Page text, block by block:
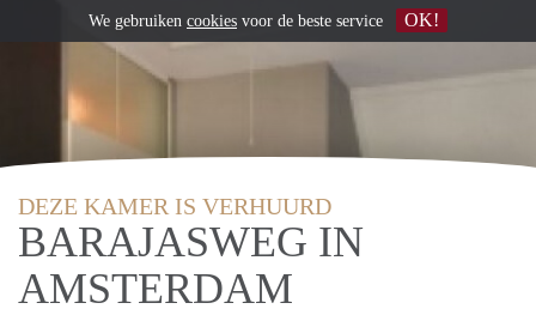
DEZE KAMER IS VERHUURD
BARAJASWEG IN
AMSTERDAM
We gebruiken cookies voor de beste service OK!